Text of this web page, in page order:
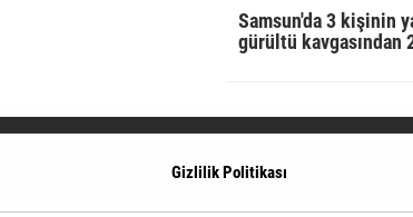
Samsun'da 3 kişinin
gürültü kavgasından
Gizlilik Politikası